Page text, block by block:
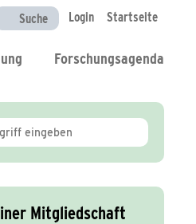
Suche Login Startseite
Forschungsagenda
Mitgliedschaft